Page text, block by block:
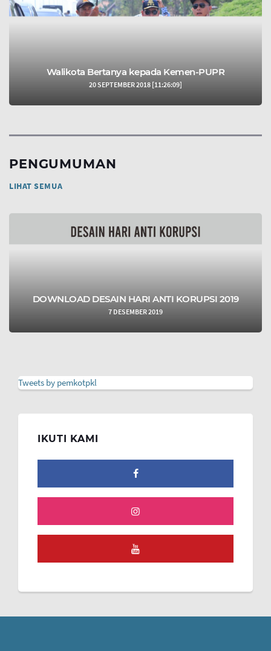
Walikota Bertanya kepada Kemen-PUPR
20 SEPTEMBER 2018 [11:26:09]
PENGUMUMAN
LIHAT SEMUA
DOWNLOAD DESAIN HARI ANTI KORUPSI 2019
7 DESEMBER 2019
Tweets by pemkotpkl
IKUTI KAMI